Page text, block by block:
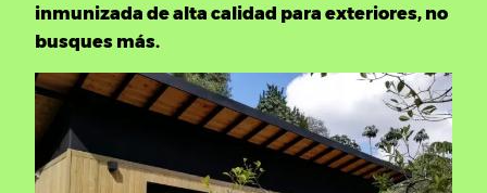
inmunizada de alta calidad para exteriores, no
busques más.